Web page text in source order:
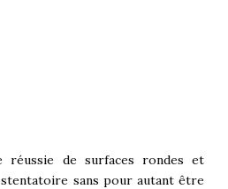
réussie de surfaces rondes et
sans pour autant être